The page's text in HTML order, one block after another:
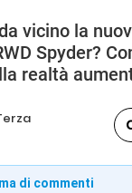
vicino la
Spyder?
realtà
di commenti